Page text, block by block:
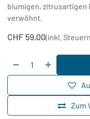
blumigen, zitrusartigen
verwöhnt.
CHF 59.00(inkl.
Zum